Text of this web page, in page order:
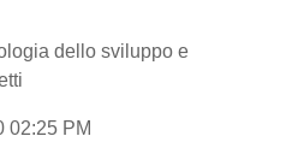
dello sviluppo e
02:25 PM